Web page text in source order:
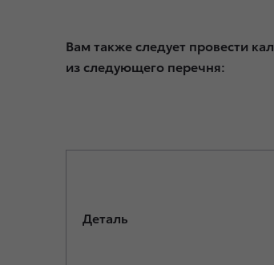
Вам также следует провести
из следующего перечня:
Деталь